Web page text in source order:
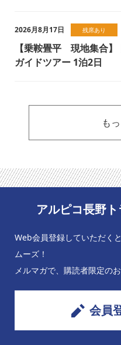
2026月8月17日 残席あり
【乗鞍畳平 現地集合
ガイドツアー 1泊2日
も
アルピコ長野
Web会員登録していただく
ムーズ！
メルマガで、購読者限定の
会員